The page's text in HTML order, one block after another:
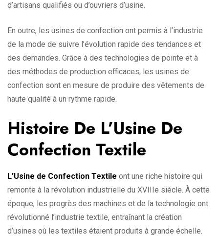
d’artisans qualifiés ou d’ouvriers d’usine.
En outre, les usines de confection ont permis à l’industrie
de la mode de suivre l’évolution rapide des tendances et
des demandes. Grâce à des technologies de pointe et à
des méthodes de production efficaces, les usines de
confection sont en mesure de produire des vêtements de
haute qualité à un rythme rapide.
Histoire De L’Usine De
Confection Textile
L’Usine de Confection Textile ont une riche histoire qui
remonte à la révolution industrielle du XVIIIe siècle. À cette
époque, les progrès des machines et de la technologie ont
révolutionné l’industrie textile, entraînant la création
d’usines où les textiles étaient produits à grande échelle.